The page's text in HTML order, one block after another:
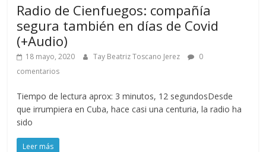
Radio de Cienfuegos: compañía
segura también en días de Covid
(+Audio)
18 mayo, 2020 Tay Beatriz Toscano Jerez
0
comentarios
Tiempo de lectura aprox: 3 minutos, 12 segundosDesde
que irrumpiera en Cuba, hace casi una centuria, la radio ha
sido
Leer más